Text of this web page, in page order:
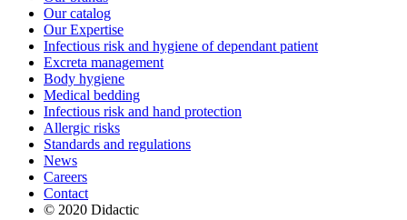
Our catalog
Our Expertise
Infectious risk and hygiene of dependant patient
Excreta management
Body hygiene
Medical bedding
Infectious risk and hand protection
Allergic risks
Standards and regulations
News
Careers
Contact
© 2020 Didactic